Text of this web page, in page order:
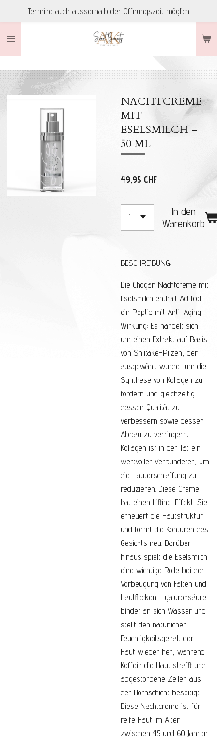
springen
Termine auch ausserhalb der Öffnungszeit möglich
NACHTCREME
MIT
ESELSMILCH –
50 ML
49,95 CHF
In den
Warenkorb
BESCHREIBUNG:
Die Chogan Nachtcreme mit
Eselsmilch enthält Actifcol,
ein Peptid mit Anti-Aging
Wirkung: Es handelt sich
um einen Extrakt auf Basis
von Shiitake-Pilzen, der
ausgewählt wurde, um die
Synthese von Kollagen zu
fördern und gleichzeitig
dessen Qualität zu
verbessern sowie dessen
Abbau zu verringern;
Kollagen ist in der Tat ein
wertvoller Verbündeter, um
die Hauterschlaffung zu
reduzieren. Diese Creme
hat einen Lifting-Effekt: Sie
erneuert die Hautstruktur
und formt die Konturen des
Gesichts neu. Darüber
hinaus spielt die Eselsmilch
eine wichtige Rolle bei der
Vorbeugung von Falten und
Hautflecken; Hyaluronsäure
bindet an sich Wasser und
stellt den natürlichen
Feuchtigkeitsgehalt der
Haut wieder her, während
Koffein die Haut strafft und
abgestorbene Zellen aus
der Hornschicht beseitigt.
Diese Nachtcreme ist für
reife Haut im Alter
zwischen 45 und 60 Jahren